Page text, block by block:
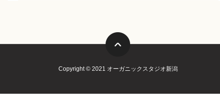
Copyright © 2021 オーガニックスタジオ新潟